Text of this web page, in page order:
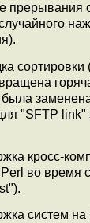
прерывания
сортировки
"SFTP
кросс-
во время
систем на